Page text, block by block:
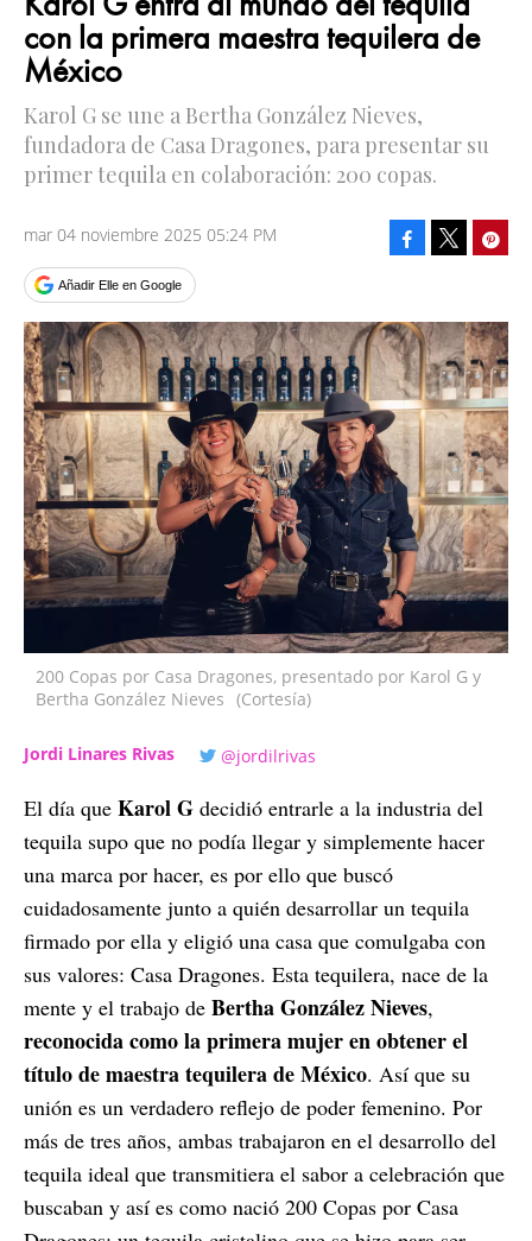
con la primera maestra tequilera de
México
Karol G se une a Bertha González Nieves,
fundadora de Casa Dragones, para presentar su
primer tequila en colaboración: 200 copas.
mar 04 noviembre 2025 05:24 PM
Añadir Elle en Google
Facebook
200 Copas por Casa Dragones, presentado por Karol G y
Bertha González Nieves (Cortesía)
Jordi Linares Rivas @jordilrivas
El día que Karol G decidió entrarle a la industria del
tequila supo que no podía llegar y simplemente hacer
una marca por hacer, es por ello que buscó
cuidadosamente junto a quién desarrollar un tequila
firmado por ella y eligió una casa que comulgaba con
sus valores: Casa Dragones. Esta tequilera, nace de la
mente y el trabajo de Bertha González Nieves,
reconocida como la primera mujer en obtener el
título de maestra tequilera de México. Así que su
unión es un verdadero reflejo de poder femenino. Por
más de tres años, ambas trabajaron en el desarrollo del
tequila ideal que transmitiera el sabor a celebración que
buscaban y así es como nació 200 Copas por Casa